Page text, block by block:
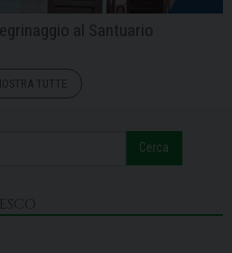
al Santuario
TUTTE
Cerca